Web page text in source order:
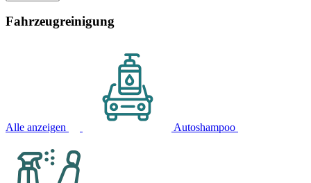
Fahrzeugreinigung
Alle anzeigen Autoshampoo